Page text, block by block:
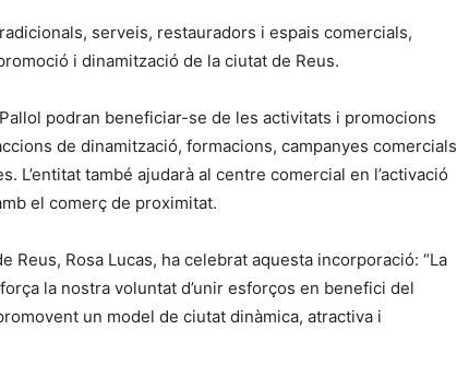
serveis, restauradors i espais comercials,
i dinamització de la ciutat de Reus.
podran beneficiar-se de les activitats i promocions
de dinamització, formacions, campanyes comercials
L’entitat també ajudarà al centre comercial en l’activació
el comerç de proximitat.
Reus, Rosa Lucas, ha celebrat aquesta incorporació: “La
la nostra voluntat d’unir esforços en benefici del
un model de ciutat dinàmica, atractiva i